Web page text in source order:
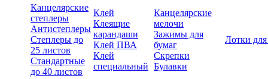
Канцелярские
степлеры
Антистеплеры
Степлеры до
25 листов
Стандартные
до 40 листов
Клей
Клеящие
карандаши
Клей ПВА
Клей
специальный
Канцелярские
мелочи
Зажимы для
бумаг
Скрепки
Булавки
Лотки